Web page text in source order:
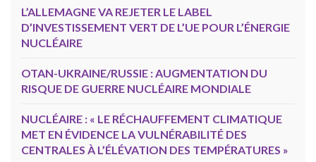
L’ALLEMAGNE VA REJETER LE LABEL
D’INVESTISSEMENT VERT DE L’UE POUR L’ÉNERGIE
NUCLÉAIRE
OTAN-UKRAINE/RUSSIE : AUGMENTATION DU
RISQUE DE GUERRE NUCLÉAIRE MONDIALE
NUCLÉAIRE : « LE RÉCHAUFFEMENT CLIMATIQUE
MET EN ÉVIDENCE LA VULNÉRABILITÉ DES
CENTRALES À L’ÉLÉVATION DES TEMPÉRATURES »